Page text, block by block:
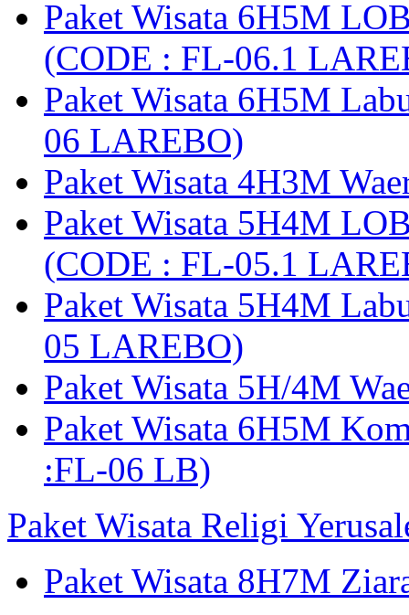
Paket Wisata 6H5M
(CODE : FL-06.1
Paket Wisata 6H5M
06 LAREBO)
Paket Wisata 4H3M
Paket Wisata 5H4M
(CODE : FL-05.1
Paket Wisata 5H4M
05 LAREBO)
Paket Wisata 5H/4M
Paket Wisata 6H5M
:FL-06 LB)
Paket Wisata Religi
Paket Wisata 8H7M